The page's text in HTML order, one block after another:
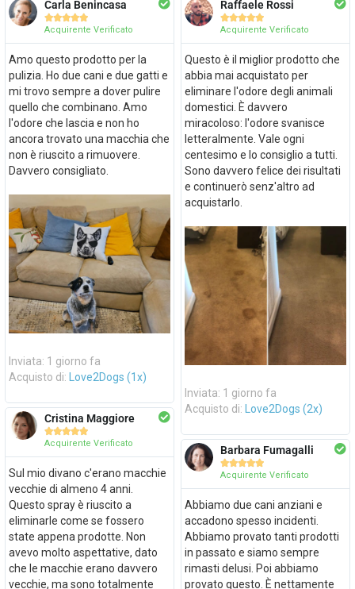
Carla Benincasa

Acquirente Verificato
Amo questo prodotto per la
pulizia. Ho due cani e due gatti e
mi trovo sempre a dover pulire
quello che combinano. Amo
l'odore che lascia e non ho
ancora trovato una macchia che
non è riuscito a rimuovere.
Davvero consigliato.
Inviata: 1 giorno fa
Acquisto di:
Love2Dogs (1x)
Cristina Maggiore

Acquirente Verificato
Sul mio divano c'erano macchie
vecchie di almeno 4 anni.
Questo spray è riuscito a
eliminarle come se fossero
state appena prodotte. Non
avevo molto aspettative, dato
che le macchie erano davvero
vecchie, ma sono totalmente
Raffaele Rossi

Acquirente Verificato
Questo è il miglior prodotto che
abbia mai acquistato per
eliminare l'odore degli animali
domestici. È davvero
miracoloso: l'odore svanisce
letteralmente. Vale ogni
centesimo e lo consiglio a tutti.
Sono davvero felice dei risultati
e continuerò senz'altro ad
acquistarlo.
Inviata: 1 giorno fa
Acquisto di:
Love2Dogs (2x)
Barbara Fumagalli

Acquirente Verificato
Abbiamo due cani anziani e
accadono spesso incidenti.
Abbiamo provato tanti prodotti
in passato e siamo sempre
rimasti delusi. Poi abbiamo
provato questo. È nettamente